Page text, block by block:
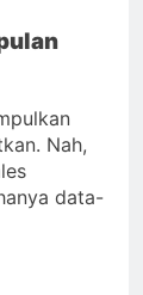
Nah,
data-